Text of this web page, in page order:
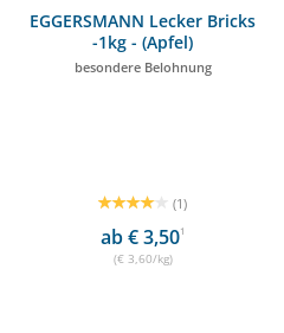
EGGERSMANN Lecker Bricks
-1kg - (Apfel)
besondere Belohnung
(1)
ab € 3,501
(€ 3,60/kg)